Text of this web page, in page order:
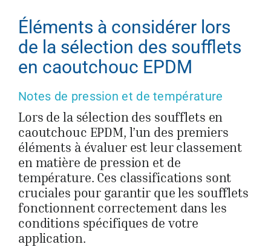
Éléments à considérer lors
de la sélection des soufflets
en caoutchouc EPDM
Notes de pression et de température
Lors de la sélection des soufflets en
caoutchouc EPDM, l’un des premiers
éléments à évaluer est leur classement
en matière de pression et de
température. Ces classifications sont
cruciales pour garantir que les soufflets
fonctionnent correctement dans les
conditions spécifiques de votre
application.